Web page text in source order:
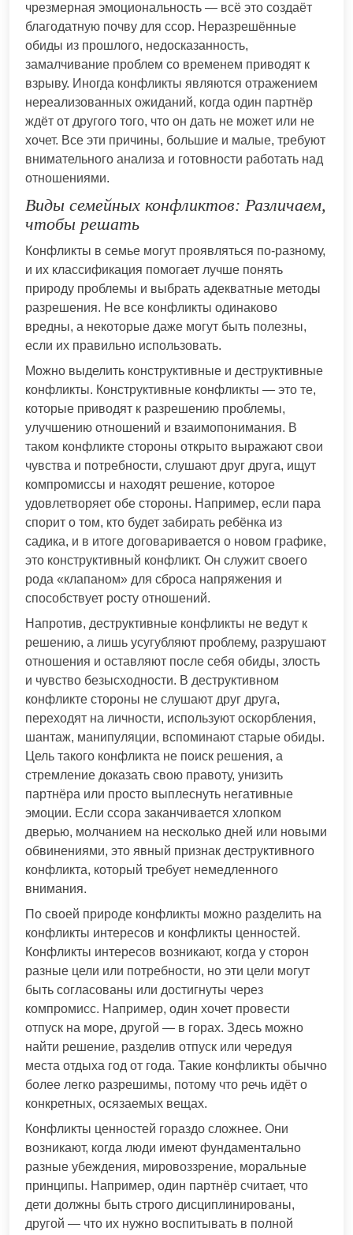
чрезмерная эмоциональность — всё это создаёт
благодатную почву для ссор. Неразрешённые
обиды из прошлого, недосказанность,
замалчивание проблем со временем приводят к
взрыву. Иногда конфликты являются отражением
нереализованных ожиданий, когда один партнёр
ждёт от другого того, что он дать не может или не
хочет. Все эти причины, большие и малые, требуют
внимательного анализа и готовности работать над
отношениями.
Виды семейных конфликтов: Различаем,
чтобы решать
Конфликты в семье могут проявляться по-разному,
и их классификация помогает лучше понять
природу проблемы и выбрать адекватные методы
разрешения. Не все конфликты одинаково
вредны, а некоторые даже могут быть полезны,
если их правильно использовать.
Можно выделить конструктивные и деструктивные
конфликты. Конструктивные конфликты — это те,
которые приводят к разрешению проблемы,
улучшению отношений и взаимопонимания. В
таком конфликте стороны открыто выражают свои
чувства и потребности, слушают друг друга, ищут
компромиссы и находят решение, которое
удовлетворяет обе стороны. Например, если пара
спорит о том, кто будет забирать ребёнка из
садика, и в итоге договаривается о новом графике,
это конструктивный конфликт. Он служит своего
рода «клапаном» для сброса напряжения и
способствует росту отношений.
Напротив, деструктивные конфликты не ведут к
решению, а лишь усугубляют проблему, разрушают
отношения и оставляют после себя обиды, злость
и чувство безысходности. В деструктивном
конфликте стороны не слушают друг друга,
переходят на личности, используют оскорбления,
шантаж, манипуляции, вспоминают старые обиды.
Цель такого конфликта не поиск решения, а
стремление доказать свою правоту, унизить
партнёра или просто выплеснуть негативные
эмоции. Если ссора заканчивается хлопком
дверью, молчанием на несколько дней или новыми
обвинениями, это явный признак деструктивного
конфликта, который требует немедленного
внимания.
По своей природе конфликты можно разделить на
конфликты интересов и конфликты ценностей.
Конфликты интересов возникают, когда у сторон
разные цели или потребности, но эти цели могут
быть согласованы или достигнуты через
компромисс. Например, один хочет провести
отпуск на море, другой — в горах. Здесь можно
найти решение, разделив отпуск или чередуя
места отдыха год от года. Такие конфликты обычно
более легко разрешимы, потому что речь идёт о
конкретных, осязаемых вещах.
Конфликты ценностей гораздо сложнее. Они
возникают, когда люди имеют фундаментально
разные убеждения, мировоззрение, моральные
принципы. Например, один партнёр считает, что
дети должны быть строго дисциплинированы,
другой — что их нужно воспитывать в полной